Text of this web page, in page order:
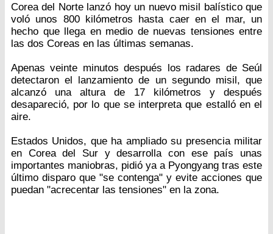
Corea del Norte lanzó hoy un nuevo misil balístico que
voló unos 800 kilómetros hasta caer en el mar, un
hecho que llega en medio de nuevas tensiones entre
las dos Coreas en las últimas semanas.
Apenas veinte minutos después los radares de Seúl
detectaron el lanzamiento de un segundo misil, que
alcanzó una altura de 17 kilómetros y después
desapareció, por lo que se interpreta que estalló en el
aire.
Estados Unidos, que ha ampliado su presencia militar
en Corea del Sur y desarrolla con ese país unas
importantes maniobras, pidió ya a Pyongyang tras este
último disparo que "se contenga" y evite acciones que
puedan "acrecentar las tensiones" en la zona.